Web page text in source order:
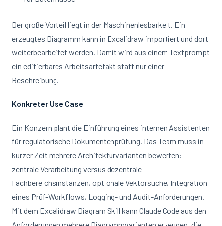
Der große Vorteil liegt in der Maschinenlesbarkeit. Ein
erzeugtes Diagramm kann in Excalidraw importiert und dort
weiterbearbeitet werden. Damit wird aus einem Textprompt
ein editierbares Arbeitsartefakt statt nur einer
Beschreibung.
Konkreter Use Case
Ein Konzern plant die Einführung eines internen Assistenten
für regulatorische Dokumentenprüfung. Das Team muss in
kurzer Zeit mehrere Architekturvarianten bewerten:
zentrale Verarbeitung versus dezentrale
Fachbereichsinstanzen, optionale Vektorsuche, Integration
eines Prüf-Workflows, Logging- und Audit-Anforderungen.
Mit dem Excalidraw Diagram Skill kann Claude Code aus den